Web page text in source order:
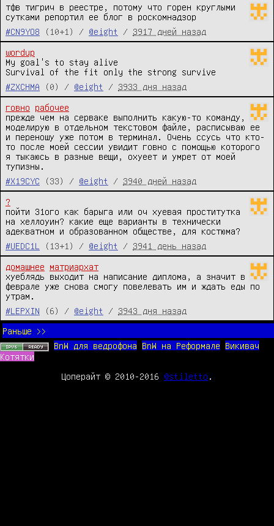
тфв тигрич в реестре, потому что горен круглыми
сутками репортил ее блог в роскомнадзор
#CN9YO8
(10+1) / @eight / 3917 дней назад
wordup
My goal's to stay alive
Survival of the fit only the strong survive
#ZXCHMA
(0) / @eight / 3933 дня назад
говно
рабочее
прежде чем на серваке выполнить какую-то команду,
моделирую в отдельном текстовом файле, расписываю ее
и переношу уже потом в терминал. Очень ссусь что кто-
то после моей сессии увидит говно с помощью которого
я тыкаюсь в разные вещи, охуеет и умрет от моей
тупизны.
#X19CYC
(33) / @eight / 3940 дней назад
?
пойти 31ого как барыга или оч хуевая проститутка
на хеллоуин? какие еще варианты в технически
адекватном и образованном обществе, для костюма?
#UEDC1L
(13+1) / @eight / 3941 день назад
домашнее
матриархат
хуеблядь выходит на написание диплома, а значит в
феврале уже снова смогу повелевать им и ждать еды по
утрам.
#LEPXIN
(6) / @eight / 3943 дня назад
Раньше >>
BnW для ведрофона
BnW на Реформале
Викивач
Котятки
Цоперайт © 2010-2016 @stiletto